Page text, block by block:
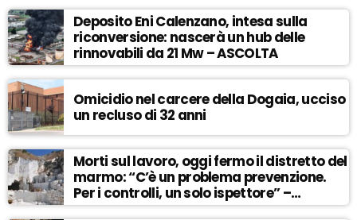
Deposito Eni Calenzano, intesa sulla
riconversione: nascerà un hub delle
rinnovabili da 21 Mw – ASCOLTA
Omicidio nel carcere della Dogaia, ucciso
un recluso di 32 anni
Morti sul lavoro, oggi fermo il distretto del
marmo: “C’è un problema prevenzione.
Per i controlli, un solo ispettore” –
ASCOLTA